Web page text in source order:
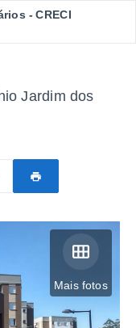
- CRECI
Jardim dos
Mais fotos